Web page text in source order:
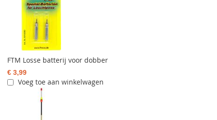
FTM Losse batterij voor dobber
€ 3,99
Voeg toe aan winkelwagen